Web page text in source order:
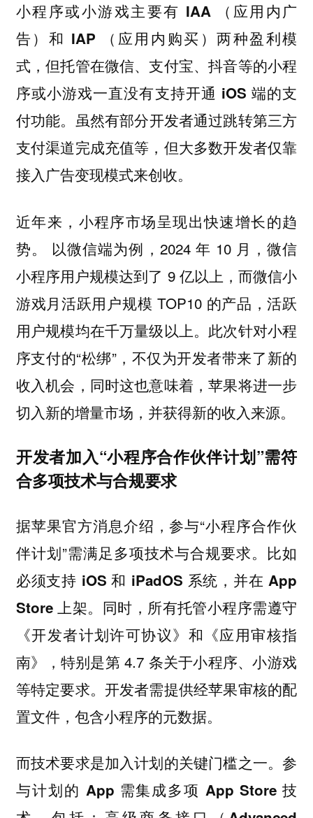
小程序或小游戏主要有 IAA （应用内广
告）和 IAP （应用内购买）两种盈利模
式，但托管在微信、支付宝、抖音等的小程
序或小游戏一直没有支持开通 iOS 端的支
付功能。 虽然有部分开发者通过跳转第三方
支付渠道完成充值等，但大多数开发者仅靠
接入广告变现模式来创收。
近年来，小程序市场呈现出快速增长的趋
势。 以微信端为例，2024 年 10 月，微信
小程序用户规模达到了 9 亿以上，而微信小
游戏月活跃用户规模 TOP10 的产品，活跃
用户规模均在千万量级以上。此次针对小程
序支付的“松绑”，不仅为开发者带来了新的
收入机会，同时这也意味着，苹果将进一步
切入新的增量市场，并获得新的收入来源。
开发者加入“小程序合作伙伴计划”需符
合多项技术与合规要求
据苹果官方消息介绍，参与“小程序合作伙
伴计划”需满足多项技术与合规要求。比如
必须支持 iOS 和 iPadOS 系统，并在 App
Store 上架。同时，所有托管小程序需遵守
《开发者计划许可协议》和《应用审核指
南》
，特别是第 4.7 条关于小程序、小游戏
等特定要求。开发者需提供经苹果审核的配
置文件，包含小程序的元数据。
而技术要求是加入计划的关键门槛之一。参
与计划的 App 需集成多项 App Store 技